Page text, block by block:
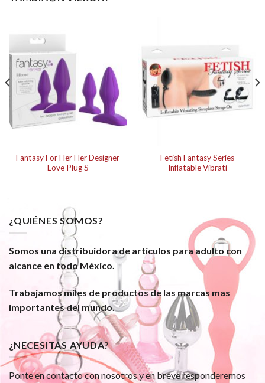
Fantasy For Her Her Designer
Love Plug S
Fetish Fantasy Series
Inflatable Vibrati
¿QUIÉNES SOMOS?
Somos una distribuidora de artículos para adulto con
alcance en todo México.
Trabajamos miles de productos de las marcas mas
importantes del mundo.
¿NECESITAS AYUDA?
Ponte en contacto con nosotros y en breve responderemos